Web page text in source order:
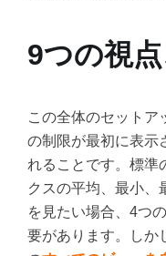
9つの視
この全体のセットア
の制限が最初に表示
れることです。標準
クスの平均、最小、
を見たい場合、4つ
要があります。しか